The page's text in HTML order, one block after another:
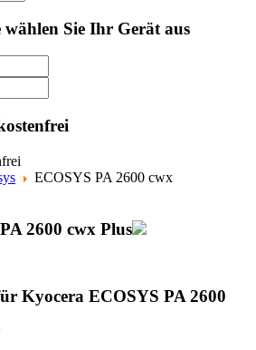
wählen Sie Ihr Gerät aus
ECOSYS PA 2600 cwx
2600 cwx Plus
Kyocera ECOSYS PA 2600